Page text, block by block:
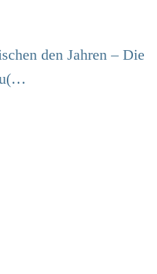
den Jahren – Die